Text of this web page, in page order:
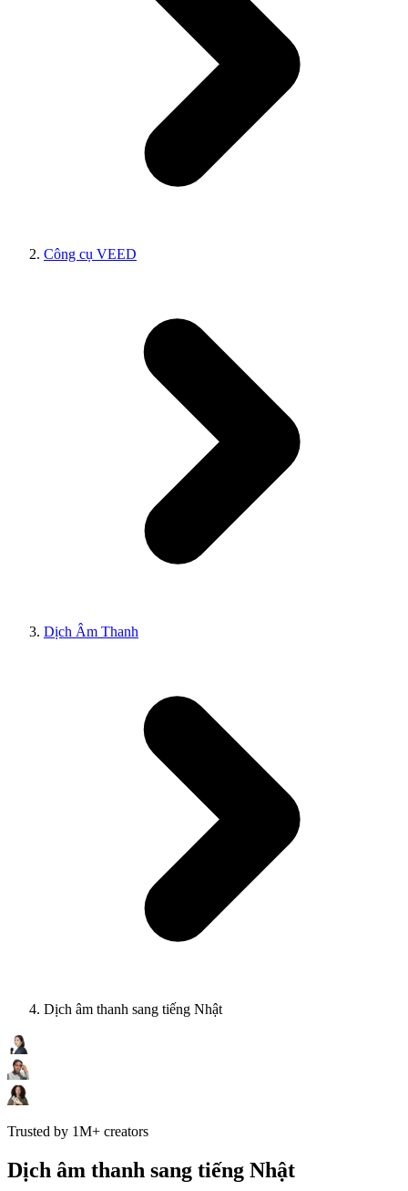
Công cụ VEED
Dịch Âm Thanh
Dịch âm thanh sang tiếng Nhật
Trusted by 1M+ creators
Dịch âm thanh sang tiếng Nhật